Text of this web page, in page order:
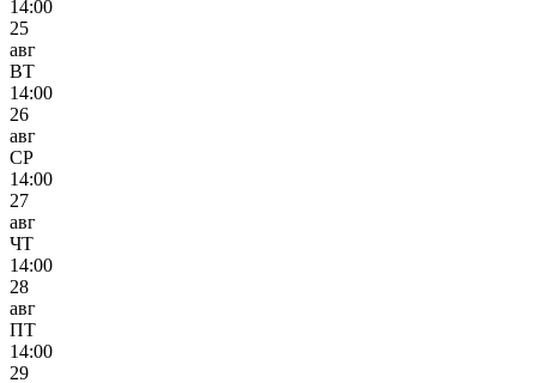
14:00
25
авг
ВТ
14:00
26
авг
СР
14:00
27
авг
ЧТ
14:00
28
авг
ПТ
14:00
29